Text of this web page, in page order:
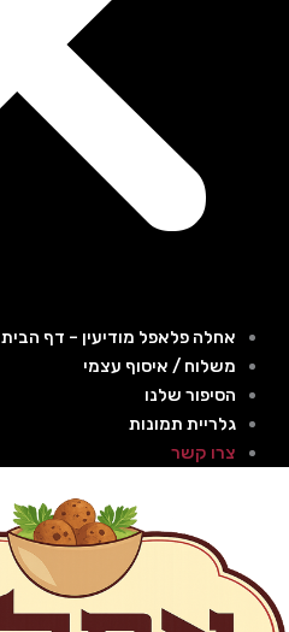
אחלה פלאפל מודיעין – דף הבית
משלוח / איסוף עצמי
הסיפור שלנו
גלריית תמונות
צרו קשר